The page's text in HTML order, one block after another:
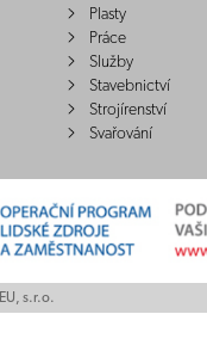
Plasty
Práce
Služby
Stavebnictví
Strojírenství
Svařování
s.r.o.